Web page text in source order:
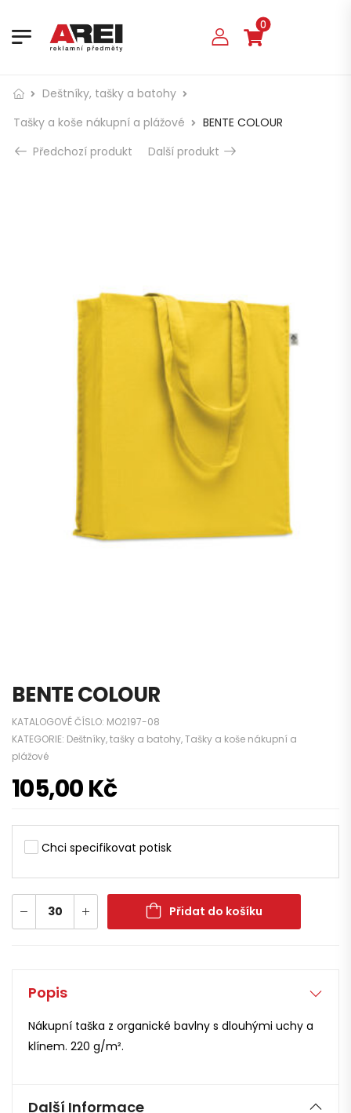
0
Deštníky, tašky a batohy
Tašky a koše nákupní a plážové
BENTE COLOUR
Předchozí produkt
Další produkt
BENTE COLOUR
KATALOGOVÉ ČÍSLO: MO2197-08
KATEGORIE: Deštníky, tašky a batohy,Tašky a koše nákupní a
plážové
105,00Kč
Chci specifikovat potisk
Přidat do košíku
Popis
Nákupní taška z organické bavlny s dlouhými uchy a
klínem. 220 g/m².
Další Informace